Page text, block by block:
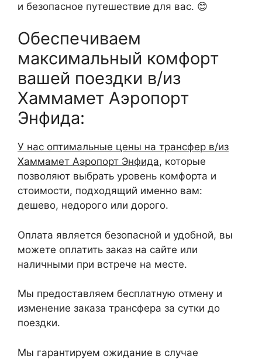
и безопасное путешествие для вас. 😊
Обеспечиваем
максимальный комфорт
вашей поездки в/из
Хаммамет Аэропорт
Энфида:
У нас оптимальные цены на трансфер в/из
Хаммамет Аэропорт Энфида, которые
позволяют выбрать уровень комфорта и
стоимости, подходящий именно вам:
дешево, недорого или дорого.
Оплата является безопасной и удобной, вы
можете оплатить заказ на сайте или
наличными при встрече на месте.
Мы предоставляем бесплатную отмену и
изменение заказа трансфера за сутки до
поездки.
Мы гарантируем ожидание в случае